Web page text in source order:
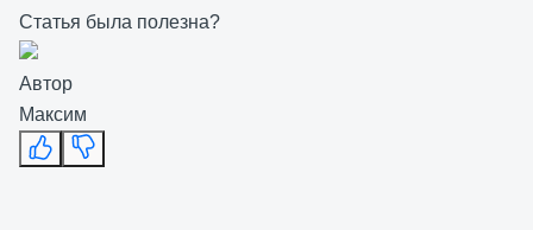
Статья была полезна?
Автор
Максим